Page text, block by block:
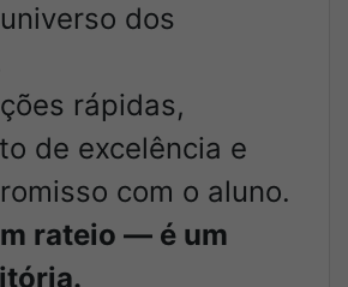
dos
rápidas,
de excelência e
com o aluno.
rateio — é um